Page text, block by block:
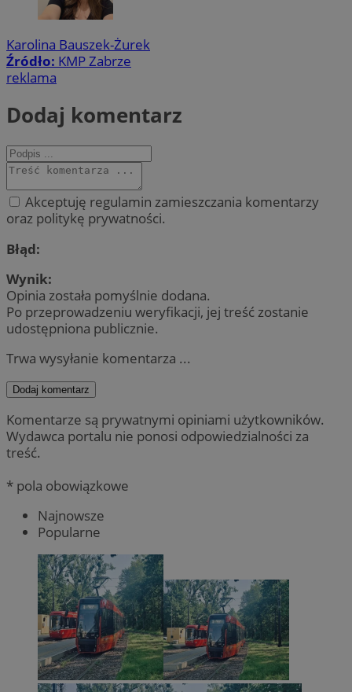
Karolina Bauszek-Żurek
Źródło: KMP Zabrze
reklama
Dodaj komentarz
Akceptuję regulamin zamieszczania komentarzy
oraz politykę prywatności.
Błąd:
Wynik:
Opinia została pomyślnie dodana.
Po przeprowadzeniu weryfikacji, jej treść zostanie
udostępniona publicznie.
Trwa wysyłanie komentarza ...
Dodaj komentarz
Komentarze są prywatnymi opiniami użytkowników.
Wydawca portalu nie ponosi odpowiedzialności za
treść.
* pola obowiązkowe
Najnowsze
Popularne